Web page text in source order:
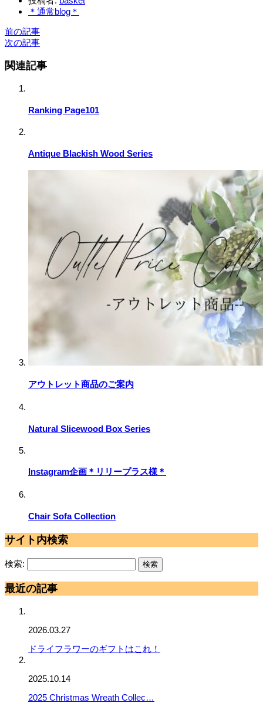
＊通常blog＊
前の記事
次の記事
関連記事
Ranking Page101
Antique Blackish Wood Series
アウトレット商品のご案内
Natural Slicewood Box Series
Instagram企画＊リリープラス様＊
Chair Sofa Collection
サイト内検索
検索:
最近の記事
2026.03.27
ドライフラワーのギフトはこれ！
2025.10.14
2025 Christmas Wreath Collec…